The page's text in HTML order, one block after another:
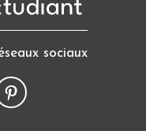
sociaux